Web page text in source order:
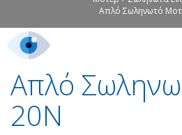
Απλό Σωληνωτό
Απλό
20Ν